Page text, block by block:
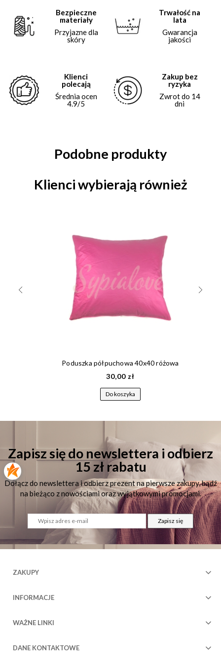
Bezpieczne
materiały
Przyjazne dla
skóry
Trwałość na
lata
Gwarancja
jakości
Klienci
polecają
Średnia ocen
4.9/5
Zakup bez
ryzyka
Zwrot do 14
dni
Podobne produkty
Klienci wybierają również
Poduszka półpuchowa 40x40 różowa
30,00 zł
Do koszyka
Zapisz się do newslettera i odbierz
15 zł rabatu
Dołącz do newslettera i odbierz prezent na pierwsze zakupy, bądź
na bieżąco z nowościami oraz wyjątkowymi promocjami.
Zapisz się
ZAKUPY
INFORMACJE
WAŻNE LINKI
DANE KONTAKTOWE